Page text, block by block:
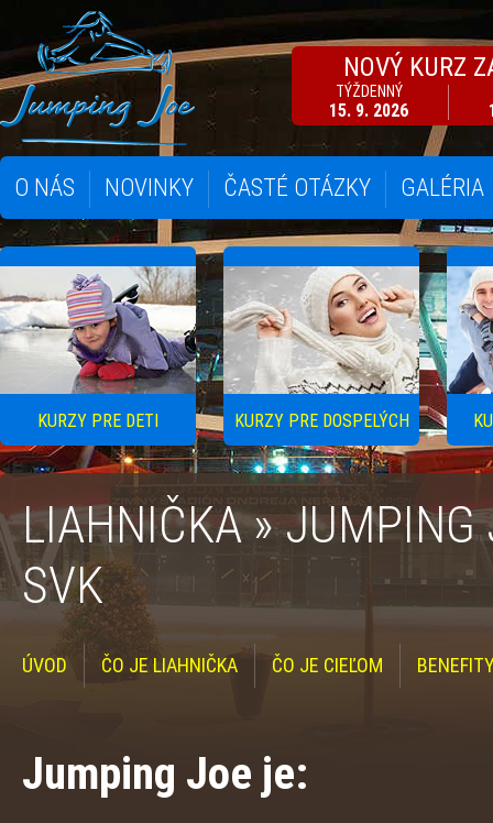
NOVÝ KURZ
TÝŽDENNÝ
15. 9. 2026
O NÁS NOVINKY ČASTÉ OTÁZKY GALÉRIA
KURZY PRE DETI KURZY PRE DOSPELÝCH
LIAHNIČKA » JUMPING
SVK
ÚVOD ČO JE LIAHNIČKA ČO JE CIEĽOM
Jumping Joe je: